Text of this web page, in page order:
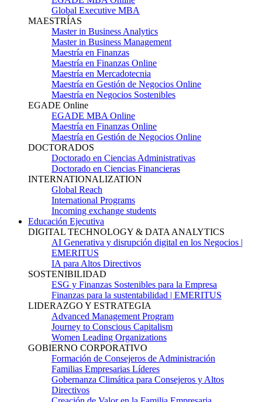
Global Executive MBA
MAESTRÍAS
Master in Business Analytics
Master in Business Management
Maestría en Finanzas
Maestría en Finanzas Online
Maestría en Mercadotecnia
Maestría en Gestión de Negocios Online
Maestría en Negocios Sostenibles
EGADE Online
EGADE MBA Online
Maestría en Finanzas Online
Maestría en Gestión de Negocios Online
DOCTORADOS
Doctorado en Ciencias Administrativas
Doctorado en Ciencias Financieras
INTERNATIONALIZATION
Global Reach
International Programs
Incoming exchange students
Educación Ejecutiva
DIGITAL TECHNOLOGY & DATA ANALYTICS
AI Generativa y disrupción digital en los Negocios |
EMERITUS
IA para Altos Directivos
SOSTENIBILIDAD
ESG y Finanzas Sostenibles para la Empresa
Finanzas para la sustentabilidad | EMERITUS
LIDERAZGO Y ESTRATEGIA
Advanced Management Program
Journey to Conscious Capitalism
Women Leading Organizations
GOBIERNO CORPORATIVO
Formación de Consejeros de Administración
Familias Empresarias Líderes
Gobernanza Climática para Consejeros y Altos
Directivos